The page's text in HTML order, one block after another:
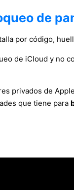
de
por código,
de iCloud y no
privados de
que tiene para